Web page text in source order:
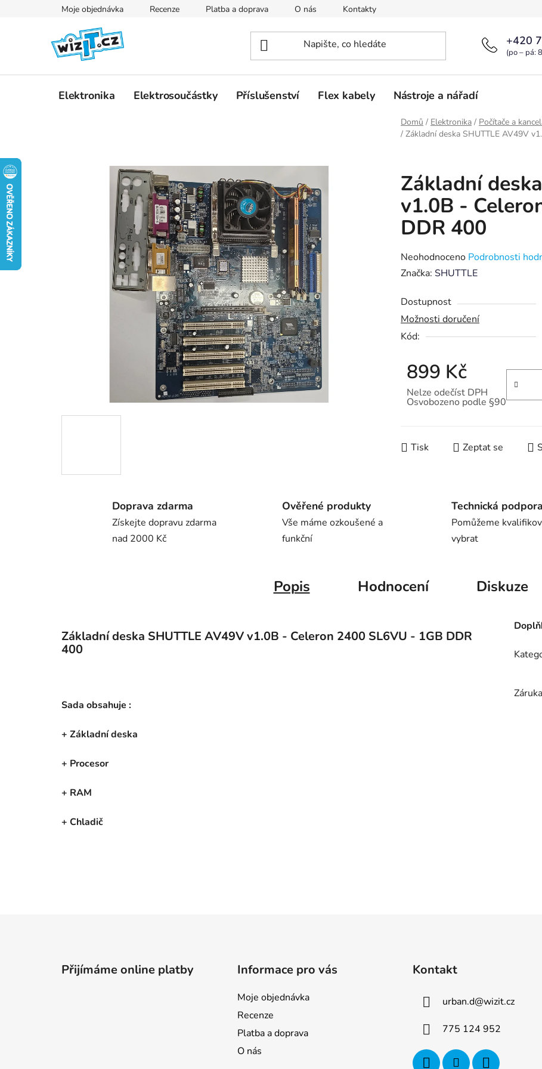
Moje objednávka Recenze Platba a doprava O nás Kontakty
+420
(po – pá:
Elektronika Elektrosoučástky Příslušenství Flex kabely Nástroje a nářadí
Domů / Elektronika / Počítače a
/ Základní deska SHUTTLE AV49V
Základní
v1.0B -
DDR 400
Průměrné
hodnocení
je
0,0
z
hvězdiček.
Neohodnoceno Podrobnosti
Značka: SHUTTLE
Dostupnost
Možnosti doručení
Kód:
899 Kč
Nelze odečíst DPH
Osvobozeno podle §90
Tisk Zeptat se
Doprava zdarma
Získejte dopravu zdarma
nad 2000 Kč
Ověřené produkty
Vše máme ozkoušené a
funkční
Technická podpora
Pomůžeme
vybrat
Popis Hodnocení Diskuze
Základní deska SHUTTLE AV49V v1.0B - Celeron 2400 SL6VU - 1GB DDR
400
Sada obsahuje :
+ Základní deska
+ Procesor
+ RAM
+ Chladič
Záruka
Přijímáme online platby Informace pro vás
Moje objednávka
Recenze
Platba a doprava
O nás
Kontakt
urban.d@wizit.cz
775 124 952